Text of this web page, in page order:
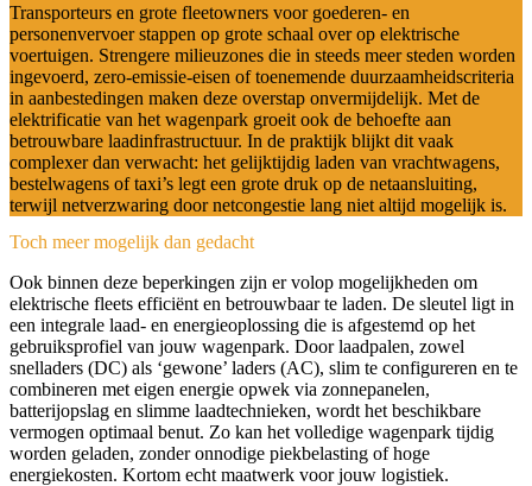
Transporteurs en grote fleetowners voor goederen- en
personenvervoer stappen op grote schaal over op elektrische
voertuigen. Strengere milieuzones die in steeds meer steden worden
ingevoerd, zero-emissie-eisen of toenemende duurzaamheidscriteria
in aanbestedingen maken deze overstap onvermijdelijk. Met de
elektrificatie van het wagenpark groeit ook de behoefte aan
betrouwbare laadinfrastructuur. In de praktijk blijkt dit vaak
complexer dan verwacht: het gelijktijdig laden van vrachtwagens,
bestelwagens of taxi’s legt een grote druk op de netaansluiting,
terwijl netverzwaring door netcongestie lang niet altijd mogelijk is.
Toch meer mogelijk dan gedacht
Ook binnen deze beperkingen zijn er volop mogelijkheden om
elektrische fleets efficiënt en betrouwbaar te laden. De sleutel ligt in
een integrale laad- en energieoplossing die is afgestemd op het
gebruiksprofiel van jouw wagenpark. Door laadpalen, zowel
snelladers (DC) als ‘gewone’ laders (AC), slim te configureren en te
combineren met eigen energie opwek via zonnepanelen,
batterijopslag en slimme laadtechnieken, wordt het beschikbare
vermogen optimaal benut. Zo kan het volledige wagenpark tijdig
worden geladen, zonder onnodige piekbelasting of hoge
energiekosten. Kortom echt maatwerk voor jouw logistiek.